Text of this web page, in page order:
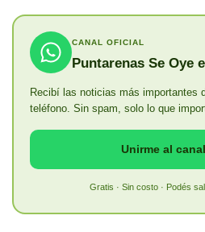
CANAL OFICIAL
Puntarenas Se Oye
Recibí las noticias más importantes
teléfono. Sin spam, solo lo que
Unirme al
Gratis · Sin costo · Podés